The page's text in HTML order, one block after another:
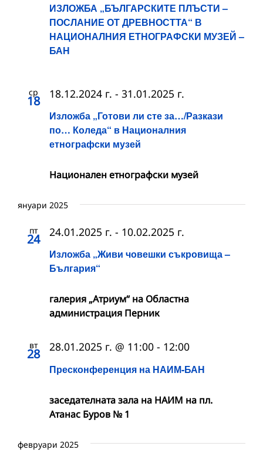
ИЗЛОЖБА „БЪЛГАРСКИТЕ ПЛЪСТИ –
ПОСЛАНИЕ ОТ ДРЕВНОСТТА“ В
НАЦИОНАЛНИЯ ЕТНОГРАФСКИ МУЗЕЙ –
БАН
ср
18
Изложба „Готови ли сте за…/Разкази
по… Коледа“ в Националния
етнографски музей
18.12.2024 г. - 31.01.2025 г.
Национален етнографски музей
януари 2025
пт
24
Изложба „Живи човешки съкровища –
България“
24.01.2025 г. - 10.02.2025 г.
галерия „Атриум“ на Областна
администрация Перник
вт
28
Пресконференция на НАИМ-БАН
28.01.2025 г. @ 11:00 - 12:00
заседателната зала на НАИМ на пл.
Атанас Буров № 1
февруари 2025